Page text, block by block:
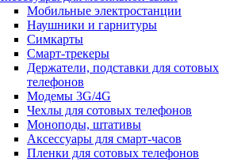
Мобильные электростанции
Наушники и гарнитуры
Симкарты
Смарт-трекеры
Держатели, подставки для сотовых
телефонов
Модемы 3G/4G
Чехлы для сотовых телефонов
Моноподы, штативы
Аксессуары для смарт-часов
Пленки для сотовых телефонов